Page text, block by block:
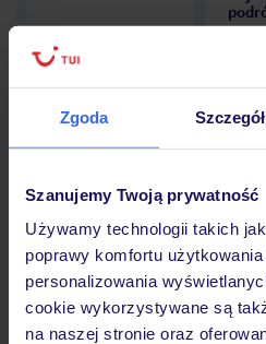
Zgoda
Szanujemy Twoją prywatność
Używamy technologii takich
poprawy komfortu
personalizowania
cookie wykorzystywane są
na naszej stronie oraz
Hotel
Opinie
Pokoje